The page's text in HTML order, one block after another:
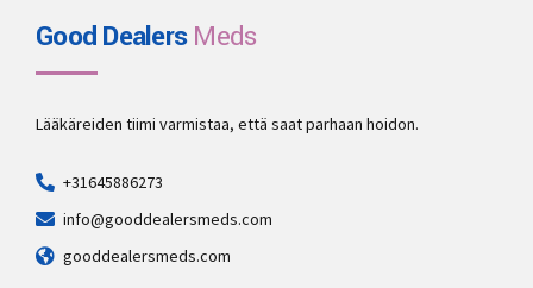
Good DealersMeds
Lääkäreiden tiimi varmistaa, että saat parhaan hoidon.
+31645886273
info@gooddealersmeds.com
gooddealersmeds.com